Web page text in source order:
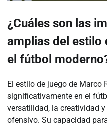
¿Cuáles son las
amplias del estilo
el fútbol
El estilo de juego de Marco
significativamente en el
versatilidad, la creatividad
ofensivo. Su capacidad